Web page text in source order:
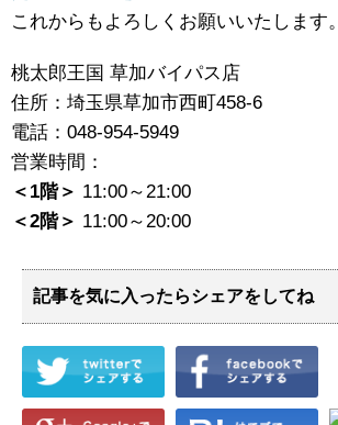
これからもよろしくお願いいたします。
桃太郎王国 草加バイパス店
住所：埼玉県草加市西町458‐6
電話：048-954-5949
営業時間：
＜1階＞ 11:00～21:00
＜2階＞ 11:00～20:00
記事を気に入ったらシェアをしてね